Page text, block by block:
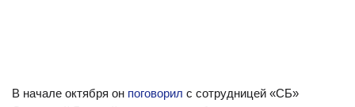
В начале октября он поговорил с сотрудницей «СБ»